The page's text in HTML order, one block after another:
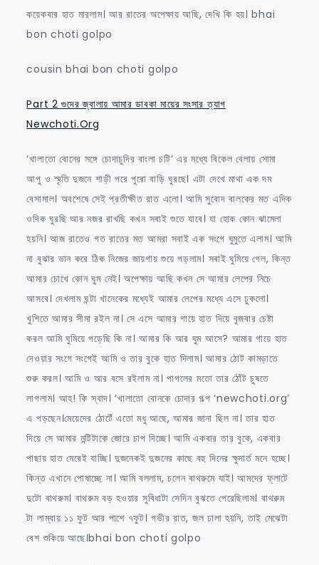
কয়েকবার হাত মারলাম। আর রাতের অপেক্ষায় আছি, দেখি কি হয়। bhai
bon choti golpo
cousin bhai bon choti golpo
Part 2 গুদের জ্বালায় আমার ডাবকা মায়ের সংসার ত্যাগ
Newchoti.Org
‘খালাতো বোনের সঙ্গে চোদাচুদির বাংলা চটি’ এর মধ্যে বিকেল বেলায় সোমা
আপু ও স্মৃতি দুজনে শাড়ী পরে পুরো বাড়ি ঘুরছে। এটা দেখে মাথা এক দম
বেসামাল। অবশেষে সেই প্রতীক্ষীত রাত এলো। আমি সুবোদ বালকের মত এদিক
ওদিক ঘুরছি আর নজর রাখছি কখন সবাই শুতে যাবে। যা হোক কোন ঝামেলা
হয়নি। আজ রাতেও গত রাতের মত আমরা সবাই এক সংগে ঘুমুতে এলাম। আমি
না বুঝার ভান করে ঠিক নিজের জায়গায় শুয়ে পড়লাম। সবাই ঘুমিয়ে গেল, কিন্ত
আমার চোখে কোন ঘুম নেই। অপেক্ষায় আছি কখন সে আমার লেপের নিচে
আসবে। দেখলাম ঘন্টা খানেকের মধ্যেই আমার লেপের মধ্যে এসে ঢুকলো।
খুশিতে আমার সীমা রইল না। সে এসে আমার গায়ে হাত দিয়ে বুজবার চেষ্টা
করল আমি ঘুমিয়ে পড়েছি কি না। আমার কি আর ঘুম আসে? আমার গায়ে হাত
দেওয়ার সংগে সংগেই আমি ও তার বুকে হাত দিলাম। আমার ঠোট কামড়াতে
শুরু করল। আমি ও আর বসে রইলাম না। পাগলের মতো তার ঠোঁট চুষতে
লাগলাম। আহ! কি স্বাদ। ‘খালাতো বোনকে চোদার গল্প ‘newchoti.org’
এ পড়ছেন।মেয়েদের ঠোটেঁ এতো মধু আছে, আমার জানা ছিল না। তার হাত
দিয়ে সে আমার নন্টিটাকে জোরে চাপ দিচ্ছে। আমি একবার তার বুকে, একবার
পাছায় হাত মেরেই যাচ্ছি। দুজনেকই দুজনের কাছে বহু দিনের ক্ষুদার্ত মনে হচ্ছে।
কিন্ত এখানে পোষাচ্ছে না। আমি বললাম, চলেন বাথরুমে যাই। আমদের ফ্লাটে
দুটো বাথরুম। বাথরুম বড় হওয়ার সুবিধাটা সেদিন বুঝতে পেরেছিলাম। বাথরুম
টা লাম্বায় ১১ ফুট আর পাশে ৭ফুট। গভীর রাত, জল ঢালা হয়নি, তাই মেঝেটা
বেশ শুকিয়ে আছে।bhai bon choti golpo